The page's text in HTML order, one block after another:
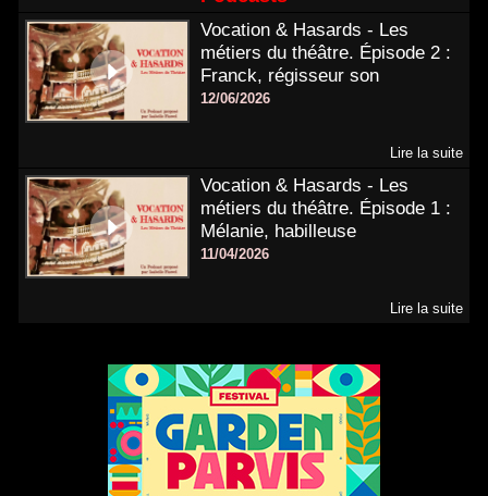
Vocation & Hasards - Les
métiers du théâtre. Épisode 2 :
Franck, régisseur son
12/06/2026
Lire la suite
Vocation & Hasards - Les
métiers du théâtre. Épisode 1 :
Mélanie, habilleuse
11/04/2026
Lire la suite